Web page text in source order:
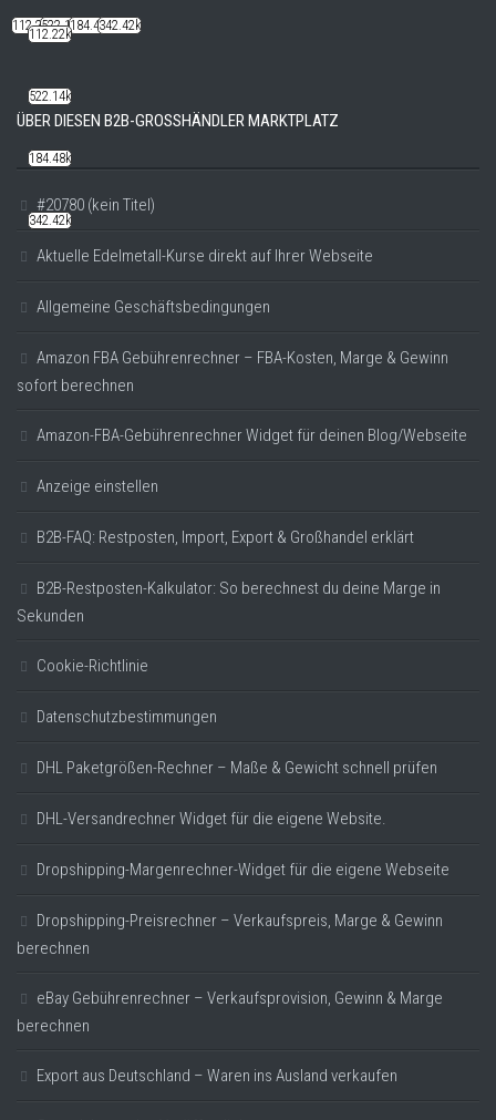
112.22k522.14k184.48k342.42k
ÜBER DIESEN B2B-GROSSHÄNDLER MARKTPLATZ
#20780 (kein Titel)
Aktuelle Edelmetall-Kurse direkt auf Ihrer Webseite
Allgemeine Geschäftsbedingungen
Amazon FBA Gebührenrechner – FBA-Kosten, Marge & Gewinn
sofort berechnen
Amazon-FBA-Gebührenrechner Widget für deinen Blog/Webseite
Anzeige einstellen
B2B-FAQ: Restposten, Import, Export & Großhandel erklärt
B2B-Restposten-Kalkulator: So berechnest du deine Marge in
Sekunden
Cookie-Richtlinie
Datenschutzbestimmungen
DHL Paketgrößen-Rechner – Maße & Gewicht schnell prüfen
DHL-Versandrechner Widget für die eigene Website.
Dropshipping-Margenrechner-Widget für die eigene Webseite
Dropshipping-Preisrechner – Verkaufspreis, Marge & Gewinn
berechnen
eBay Gebührenrechner – Verkaufsprovision, Gewinn & Marge
berechnen
Export aus Deutschland – Waren ins Ausland verkaufen
112.22k
522.14k
184.48k
342.42k